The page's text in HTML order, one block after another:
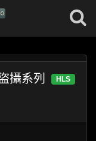
攝系列 HLS